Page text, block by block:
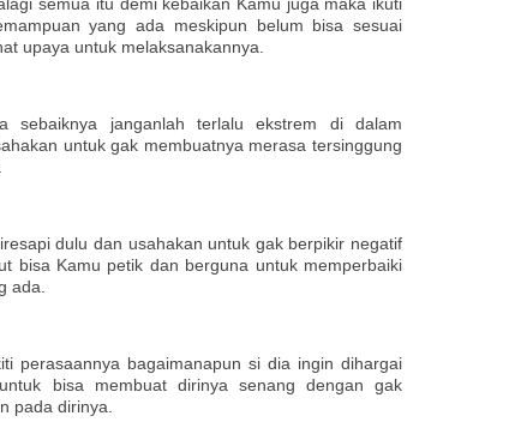
yang ada meskipun belum bisa sesuai
upaya untuk melaksanakannya.
sebaiknya janganlah terlalu ekstrem di dalam
untuk gak membuatnya merasa tersinggung
dulu dan usahakan untuk gak berpikir negatif
bisa Kamu petik dan berguna untuk memperbaiki
ada.
perasaannya bagaimanapun si dia ingin dihargai
bisa membuat dirinya senang dengan gak
pada dirinya.